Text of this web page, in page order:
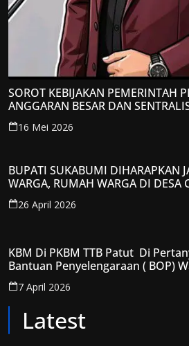
SOROT KEBIJAKAN PEMERINTAH
ANGGARAN BESAR DAN
JADI PERHATIAN; LPP-TIPIKOR RI
KRITIS
16 Mei 2026
BUPATI SUKABUMI DIHARAPKAN
WARGA, RUMAH WARGA DI DESA
DIAMBRUKAN
26 April 2026
KBM Di PKBM TTB Patut Di
Bantuan Penyelengaraan ( BOP)
7 April 2026
Latest